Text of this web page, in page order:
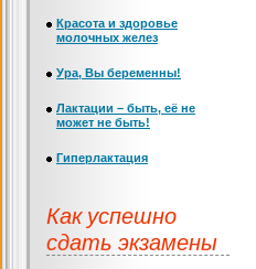
Красота и здоровье
молочных желез
Ура, Вы беременны!
Лактации – быть, её не
может не быть!
Гиперлактация
Как успешно
сдать экзамены